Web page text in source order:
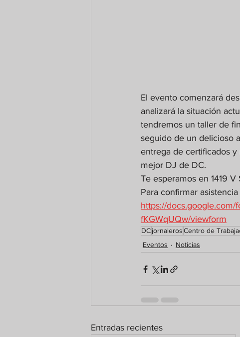
El evento comenzará
analizará la situación
tendremos un taller de
seguido de un delicioso
entrega de certificados
mejor DJ de DC.
Te esperamos en 1419
Para confirmar
https://docs.google.com/
fKGWqUQw/viewform
DCjornalerosCentro de
Eventos
Noticias
Entradas recientes